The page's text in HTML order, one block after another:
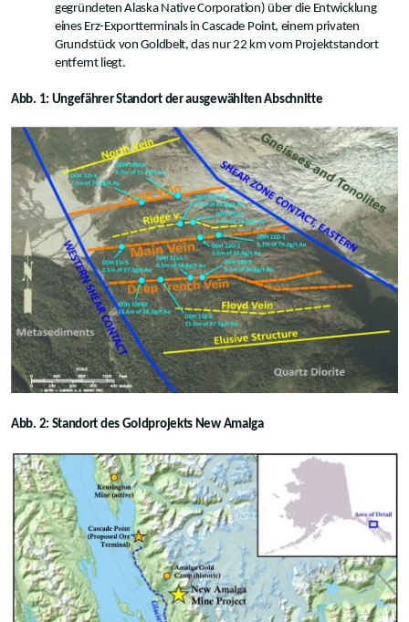
gegründeten Alaska Native Corporation) über die Entwicklung
eines Erz-Exportterminals in Cascade Point, einem privaten
Grundstück von Goldbelt, das nur 22 km vom Projektstandort
entfernt liegt.
Abb. 1: Ungefährer Standort der ausgewählten Abschnitte
Abb. 2: Standort des Goldprojekts New Amalga